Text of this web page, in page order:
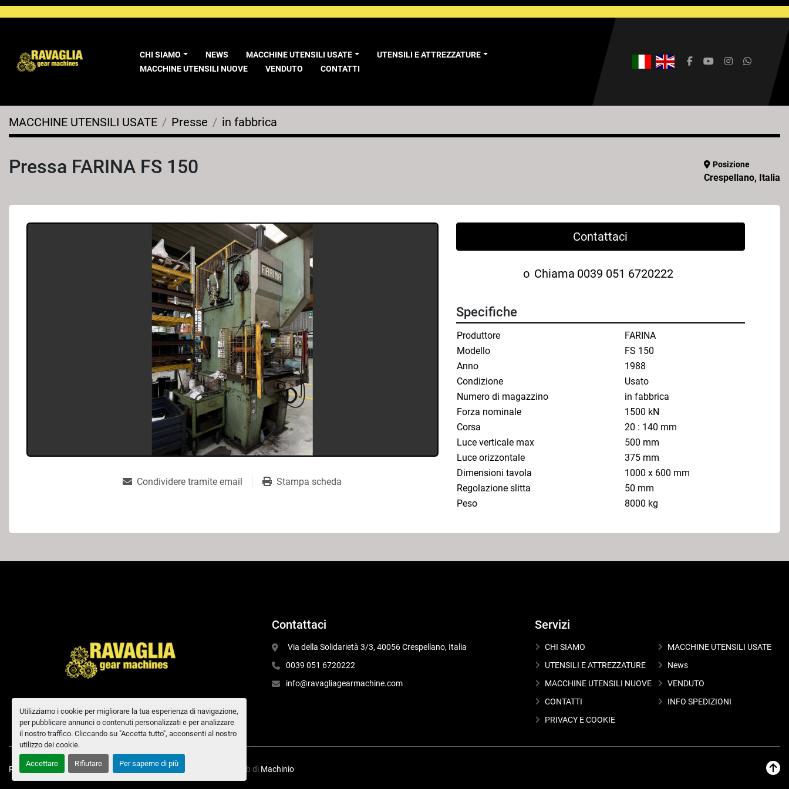
Utilizziamo i cookie per migliorare la tua esperienza di navigazione,
per pubblicare annunci o contenuti personalizzati e per analizzare
il nostro traffico. Cliccando su "Accetta tutto", acconsenti al nostro
utilizzo dei cookie.
Accettare Rifiutare Per saperne di più
CHI SIAMO MACCHINE UTENSILI USATE UTENSILI E ATTREZZATURE
NEWS
MACCHINE UTENSILI NUOVE
VENDUTO CONTATTI
facebookyoutubeinstagram
MACCHINE UTENSILI USATE Presse in fabbrica
Pressa FARINA FS 150 Posizione
Crespellano, Italia
Contattaci
o Chiama 0039 051 6720222
Condividere tramite email Stampa scheda
Specifiche
Produttore
FARINA
Modello
FS 150
Anno
1988
Condizione
Usato
Numero di magazzino
in fabbrica
Forza nominale
1500 kN
Corsa
20 : 140 mm
Luce verticale max
500 mm
Luce orizzontale
375 mm
Dimensioni tavola
1000 x 600 mm
Regolazione slitta
50 mm
Peso
8000 kg
Contattaci
Via della Solidarietà 3/3, 40056 Crespellano, Italia
0039 051 6720222
info@ravagliagearmachine.com
Servizi
CHI SIAMO
MACCHINE UTENSILI USATE
UTENSILI E ATTREZZATURE
News
MACCHINE UTENSILI NUOVE
VENDUTO
CONTATTI
INFO SPEDIZIONI
PRIVACY E COOKIE
Personalizza le preferenze sui Cookies Machinio System sito web di Machinio